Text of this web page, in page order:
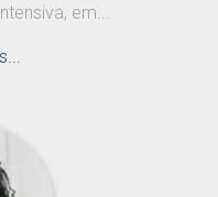
em...